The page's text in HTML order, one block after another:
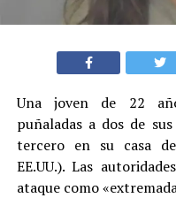
Una joven de 22
puñaladas a dos de
tercero en su casa
EE.UU.). Las
ataque como